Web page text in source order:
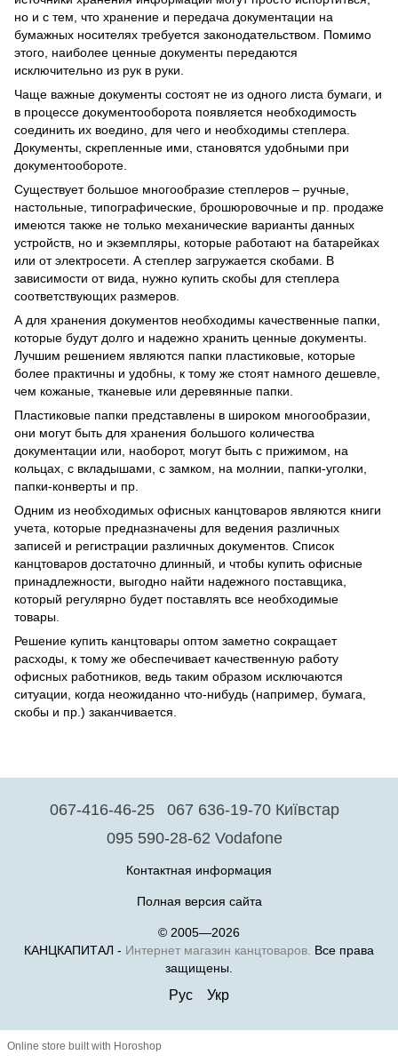
но и с тем, что хранение и передача документации на
бумажных носителях требуется законодательством. Помимо
этого, наиболее ценные документы передаются
исключительно из рук в руки.
Чаще важные документы состоят не из одного листа бумаги, и
в процессе документооборота появляется необходимость
соединить их воедино, для чего и необходимы степлера.
Документы, скрепленные ими, становятся удобными при
документообороте.
Существует большое многообразие степлеров – ручные,
настольные, типографические, брошюровочные и пр. продаже
имеются также не только механические варианты данных
устройств, но и экземпляры, которые работают на батарейках
или от электросети. А степлер загружается скобами. В
зависимости от вида, нужно купить скобы для степлера
соответствующих размеров.
А для хранения документов необходимы качественные папки,
которые будут долго и надежно хранить ценные документы.
Лучшим решением являются папки пластиковые, которые
более практичны и удобны, к тому же стоят намного дешевле,
чем кожаные, тканевые или деревянные папки.
Пластиковые папки представлены в широком многообразии,
они могут быть для хранения большого количества
документации или, наоборот, могут быть с прижимом, на
кольцах, с вкладышами, с замком, на молнии, папки-уголки,
папки-конверты и пр.
Одним из необходимых офисных канцтоваров являются книги
учета, которые предназначены для ведения различных
записей и регистрации различных документов. Список
канцтоваров достаточно длинный, и чтобы купить офисные
принадлежности, выгодно найти надежного поставщика,
который регулярно будет поставлять все необходимые
товары.
Решение купить канцтовары оптом заметно сокращает
расходы, к тому же обеспечивает качественную работу
офисных работников, ведь таким образом исключаются
ситуации, когда неожиданно что-нибудь (например, бумага,
скобы и пр.) заканчивается.
067-416-46-25
067 636-19-70 Київстар
095 590-28-62 Vodafone
Контактная информация
Полная версия сайта
© 2005—2026
КАНЦКАПИТАЛ - Интернет магазин канцтоваров. Все права
защищены.
Рус Укр
Online store built with Horoshop